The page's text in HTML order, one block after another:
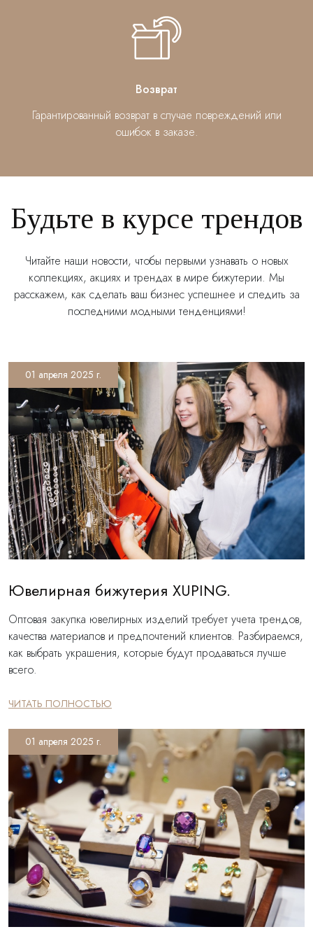
Возврат
Гарантированный возврат в случае повреждений или
ошибок в заказе.
Будьте в курсе трендов
Читайте наши новости, чтобы первыми узнавать о новых
коллекциях, акциях и трендах в мире бижутерии. Мы
расскажем, как сделать ваш бизнес успешнее и следить за
последними модными тенденциями!
01 апреля 2025 г.
Ювелирная бижутерия XUPING.
Оптовая закупка ювелирных изделий требует учета трендов,
качества материалов и предпочтений клиентов. Разбираемся,
как выбрать украшения, которые будут продаваться лучше
всего.
ЧИТАТЬ ПОЛНОСТЬЮ
01 апреля 2025 г.